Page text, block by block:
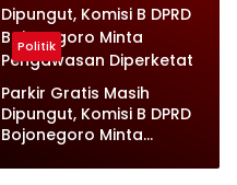
Politik
Parkir Gratis Masih
Dipungut, Komisi B DPRD
Bojonegoro Minta